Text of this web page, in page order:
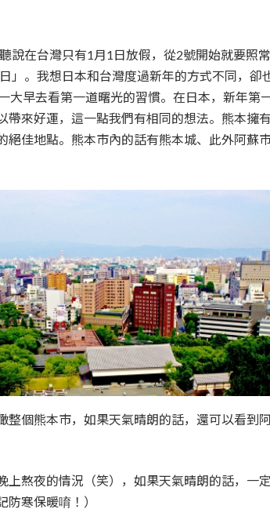
說在台灣只有1月1日放假，從2號開始就要照常
」。我想日本和台灣度過新年的方式不同，卻
大早去看第一道曙光的習慣。在日本，新年第
來好運，這一點我們有相同的想法。熊本擁
絕佳地點。熊本市內的話有熊本城、此外阿蘇
整個熊本市，如果天氣晴朗的話，還可以看到
上熬夜的情況（笑），如果天氣晴朗的話，一
寒保暖唷！）